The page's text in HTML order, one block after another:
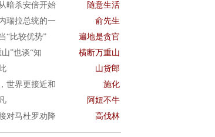
暗杀安倍开始 随意生活
瑞拉总统的一 俞先生
“比较优势” 遍地是贪官
”也谈“知 横断万重山
山货郎
世界更接近和 施化
阿妞不牛
对马杜罗劝降 高伐林